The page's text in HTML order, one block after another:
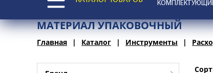
МАТЕРИАЛ УПАКОВОЧНЫЙ
Главная Каталог Инструменты